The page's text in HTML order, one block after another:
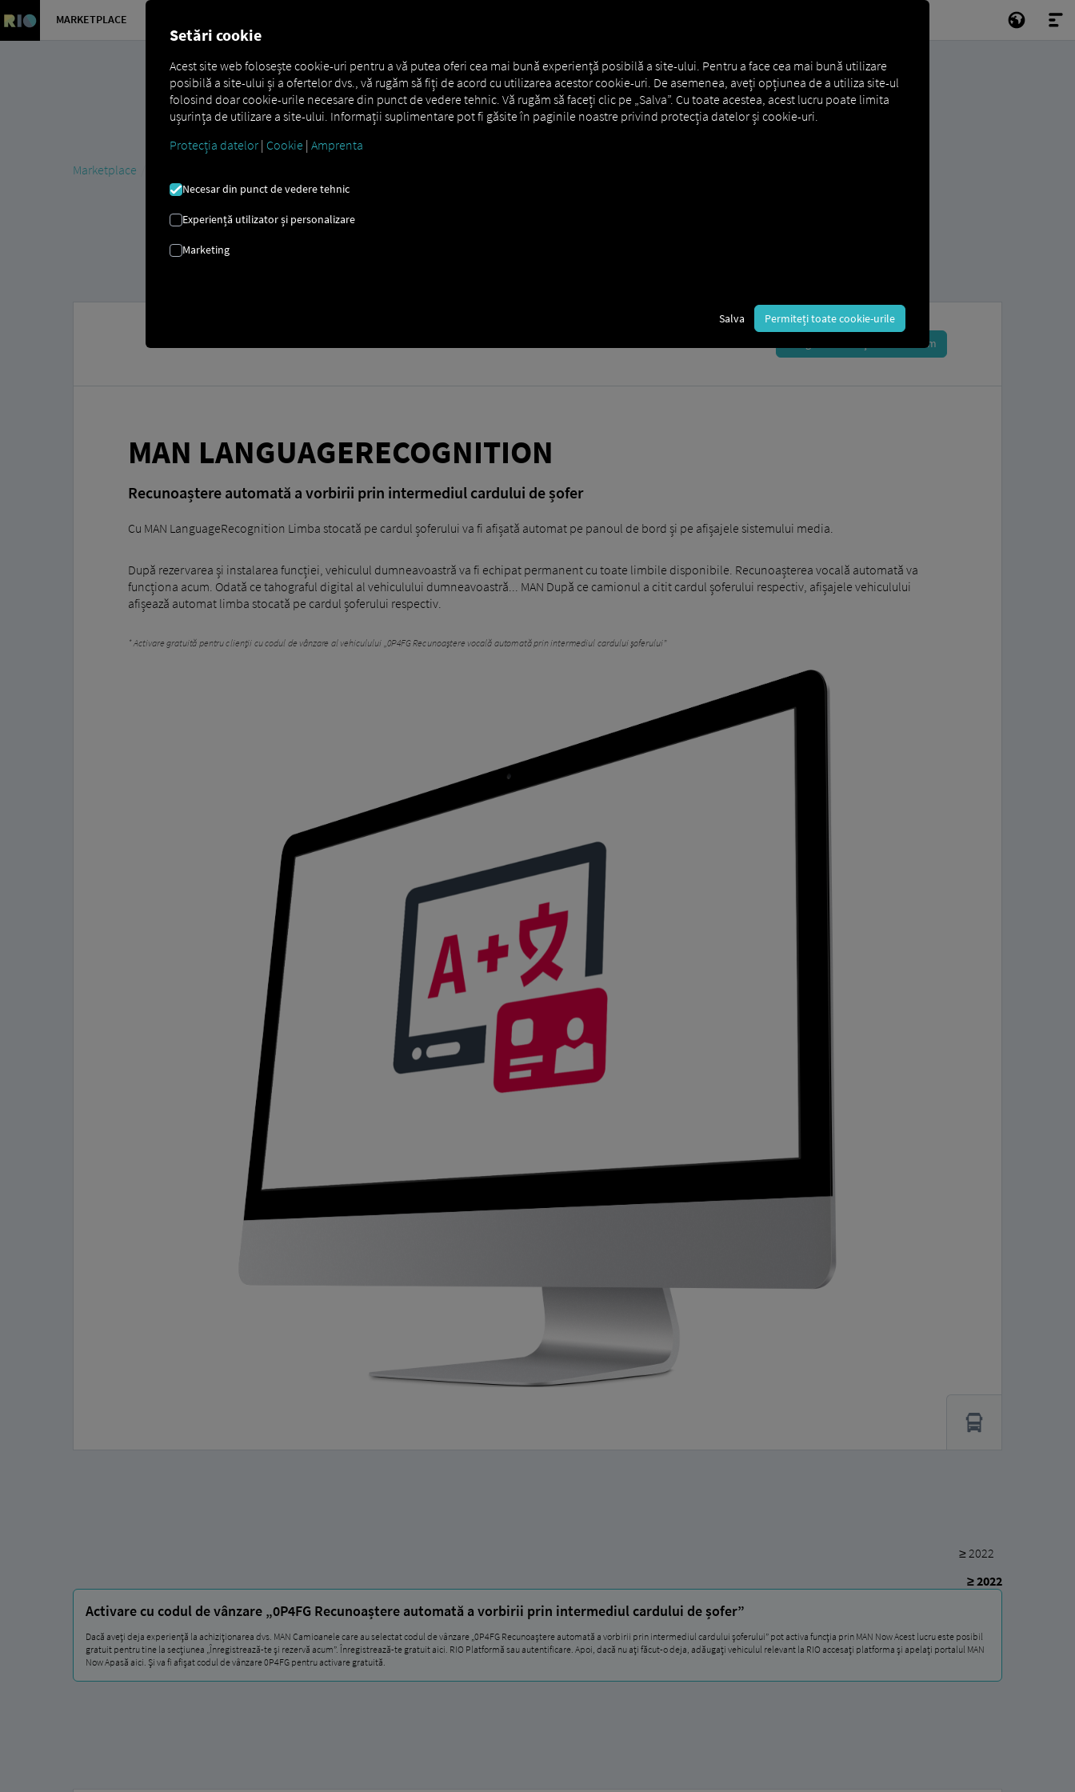
MARKETPLACE
Marketplace
Înregistrează-te și rezervă acum
MAN LANGUAGERECOGNITION
Recunoaștere automată a vorbirii prin intermediul cardului de șofer
Cu MAN LanguageRecognition Limba stocată pe cardul șoferului va fi afișată automat pe panoul de bord și pe afișajele sistemului media.
După rezervarea și instalarea funcției, vehiculul dumneavoastră va fi echipat permanent cu toate limbile disponibile. Recunoașterea vocală automată va
funcționa acum. Odată ce tahograful digital al vehiculului dumneavoastră... MAN După ce camionul a citit cardul șoferului respectiv, afișajele vehiculului
afișează automat limba stocată pe cardul șoferului respectiv.
Activare gratuită pentru clienții cu codul de vânzare al vehiculului „0P4FG Recunoaștere vocală automată prin intermediul cardului șoferului”
≥ 2022
≥ 2022
Activare cu codul de vânzare „0P4FG Recunoaștere automată a vorbirii prin intermediul cardului de șofer”
Dacă aveți deja experiență la achiziționarea dvs. MAN Camioanele care au selectat codul de vânzare „0P4FG Recunoaștere automată a vorbirii prin intermediul cardului șoferului” pot activa funcția prin MAN Now Acest lucru este posibil
gratuit pentru tine la secțiunea „Înregistrează-te și rezervă acum”. Înregistrează-te gratuit aici. RIO Platformă sau autentificare. Apoi, dacă nu ați făcut-o deja, adăugați vehiculul relevant la RIO accesați platforma și apelați portalul MAN
Now Apasă aici. Și va fi afișat codul de vânzare 0P4FG pentru activare gratuită.
Setări cookie
Acest site web folosește cookie-uri pentru a vă putea oferi cea mai bună experiență posibilă a site-ului. Pentru a face cea mai bună utilizare
posibilă a site-ului și a ofertelor dvs., vă rugăm să fiți de acord cu utilizarea acestor cookie-uri. De asemenea, aveți opțiunea de a utiliza site-ul
folosind doar cookie-urile necesare din punct de vedere tehnic. Vă rugăm să faceți clic pe „Salva”. Cu toate acestea, acest lucru poate limita
ușurința de utilizare a site-ului. Informații suplimentare pot fi găsite în paginile noastre privind protecția datelor și cookie-uri.
Protecția datelor | Cookie | Amprenta
Necesar din punct de vedere tehnic
Experiență utilizator și personalizare
Marketing
Salva Permiteți toate cookie-urile